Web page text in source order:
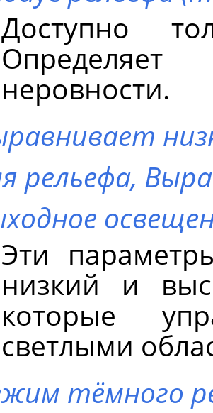
Доступно
неровности.
рельефа,
Эти
низкий и
которые
светлыми
тёмного